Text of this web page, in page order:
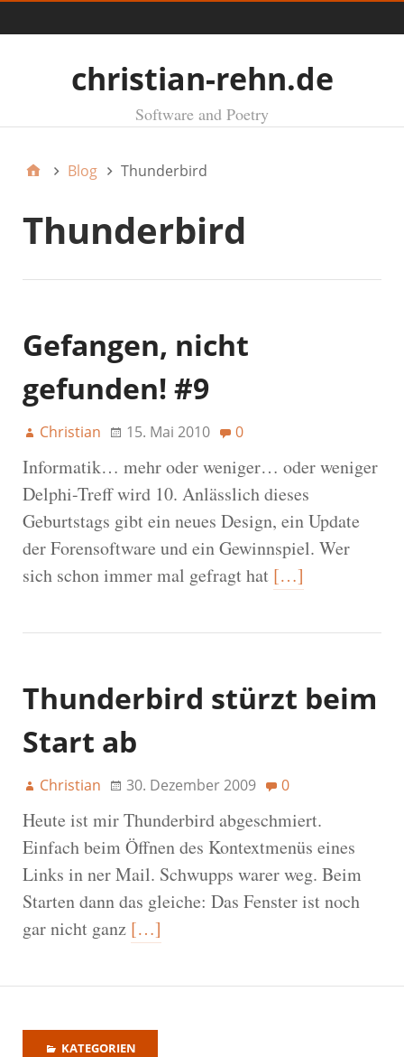
christian-rehn.de
Software and Poetry
Blog Thunderbird
Thunderbird
Gefangen, nicht
gefunden! #9
Christian 15. Mai 2010 0
Informatik… mehr oder weniger… oder weniger
Delphi-Treff wird 10. Anlässlich dieses
Geburtstags gibt ein neues Design, ein Update
der Forensoftware und ein Gewinnspiel. Wer
sich schon immer mal gefragt hat […]
Thunderbird stürzt beim
Start ab
Christian 30. Dezember 2009 0
Heute ist mir Thunderbird abgeschmiert.
Einfach beim Öffnen des Kontextmenüs eines
Links in ner Mail. Schwupps warer weg. Beim
Starten dann das gleiche: Das Fenster ist noch
gar nicht ganz […]
KATEGORIEN